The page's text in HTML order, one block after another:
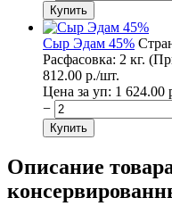
Сыр Эдам 45%
Расфасовка: 2 кг.
812.00 p./шт.
Цена за уп: 1 624.00
−
Описание